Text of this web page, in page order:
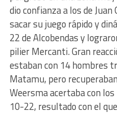
dio confianza a los de
sacar su juego rápido y
22 de Alcobendas y
pilier Mercanti. Gran
estaban con 14 hombres
Matamu, pero
Weersma acertaba con
10-22, resultado con el